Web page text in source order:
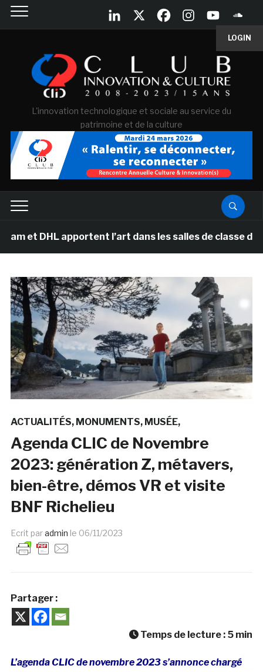
LOGIN
L'innovation technologique et sociale au service du
patrimoine et de la culture
apportent l’art dans les salles de classe des écoles
ACTUALITÉS MONUMENTS MUSÉE
Agenda CLIC de Novembre
2023: génération Z, métavers,
bien-être, démos VR et visite
BNF Richelieu
Ecrit paradmin le 06/11/2023
Partager :
Temps de lecture : 5 min
L’agenda CLIC de novembre 2023 s’annonce chargé